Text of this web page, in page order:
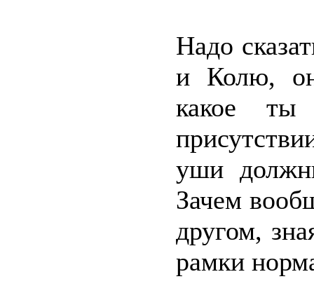
Надо
и Колю, он
какое ты
уши
Зачем
другом,
рамки